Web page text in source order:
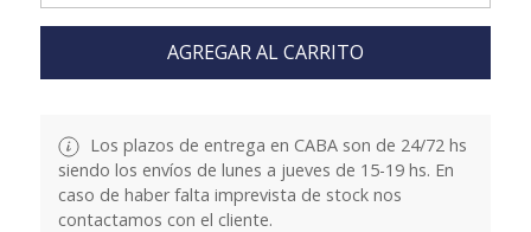
AGREGAR AL CARRITO
Los plazos de entrega en CABA son de 24/72 hs
siendo los envíos de lunes a jueves de 15-19 hs. En
caso de haber falta imprevista de stock nos
contactamos con el cliente.